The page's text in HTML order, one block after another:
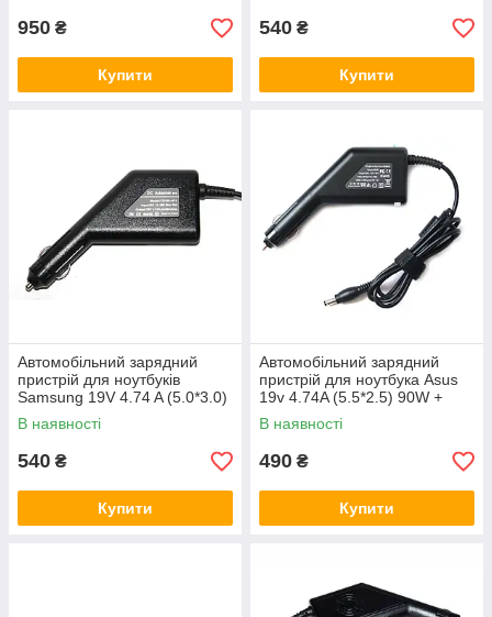
ПРИНЦИП РОБОТИ
розташовується на передній панелі.
Автомобільний блок живлення для
ноутбуків під'єднується до прикурювача
безпосередньо, не потрібно перехідників
або додаткових дротів.
950 ₴
Купити
540 ₴
Купити
Автомобільний зарядний
пристрій для ноутбуків
Samsung 19V 4.74 A (5.0*3.0)
90W
В наявності
540 ₴
Купити
Автомобільний зарядний
пристрій для ноутбука Asus
19v 4.74A (5.5*2.5) 90W +
USB
В наявності
490 ₴
Купити